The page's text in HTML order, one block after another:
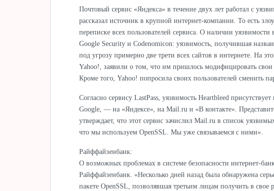
Почтовый сервис «Яндекса» в течение двух лет работал с
рассказал источник в крупной интернет-компании. То есть
переписке всех пользователей сервиса. О наличии
Google Security и Codenomicon: уязвимость, получившая
под угрозу примерно две трети всех сайтов в интернете. На
Yahoo!, заявили о том, что им пришлось модифицировать
Кроме того, Yahoo! попросила своих пользователей сменить
Согласно сервису LastPass, уязвимость Heartbleed
Google, — на «Яндексе», на Mail.ru и «В контакте».
утверждает, что этот сервис зачислил Mail.ru в список
что мы используем OpenSSL. Мы уже связываемся с ними».
Райффайзенбанк:
О возможных проблемах в системе безопасности интернет-
Райффайзенбанк. «Несколько дней назад была обнаружена
пакете OpenSSL, позволявшая третьим лицам получить в